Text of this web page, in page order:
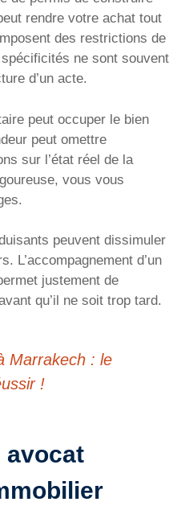
rendre votre achat tout
des restrictions de
ne sont souvent
d’un acte.
peut occuper le bien
peut omettre
sur l’état réel de la
vous vous
peuvent dissimuler
L’accompagnement d’un
justement de
qu’il ne soit trop tard.
Marrakech : le
!
avocat